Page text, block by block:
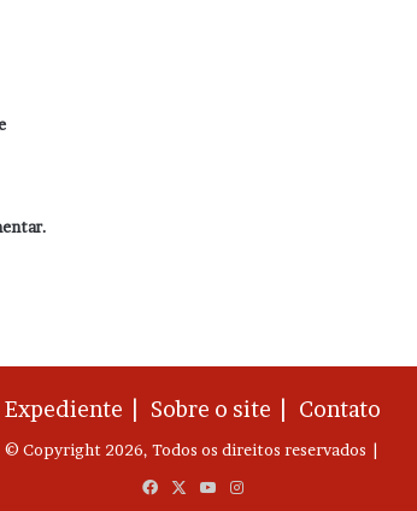
Expediente | Sobre o site | Contato
© Copyright 2026, Todos os direitos reservados |
FacebookYouTubeInstagram